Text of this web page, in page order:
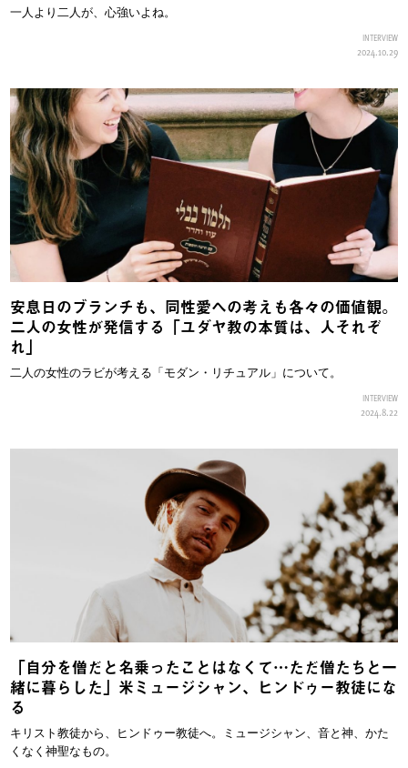
一人より二人が、心強いよね。
INTERVIEW
2024.10.29
安息日のブランチも、同性愛への考えも各々の価値観。
二人の女性が発信する「ユダヤ教の本質は、人それぞ
れ」
二人の女性のラビが考える「モダン・リチュアル」について。
INTERVIEW
2024.8.22
「自分を僧だと名乗ったことはなくて…ただ僧たちと一
緒に暮らした」米ミュージシャン、ヒンドゥー教徒にな
る
キリスト教徒から、ヒンドゥー教徒へ。ミュージシャン、音と神、かた
くなく神聖なもの。